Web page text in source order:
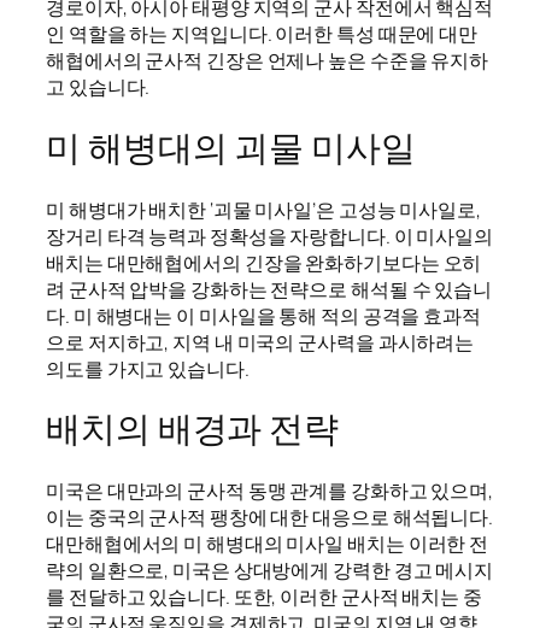
경로이자, 아시아 태평양 지역의 군사 작전에서 핵심적
인 역할을 하는 지역입니다. 이러한 특성 때문에 대만
해협에서의 군사적 긴장은 언제나 높은 수준을 유지하
고 있습니다.
미 해병대의 괴물 미사일
미 해병대가 배치한 ‘괴물 미사일’은 고성능 미사일로,
장거리 타격 능력과 정확성을 자랑합니다. 이 미사일의
배치는 대만해협에서의 긴장을 완화하기보다는 오히
려 군사적 압박을 강화하는 전략으로 해석될 수 있습니
다. 미 해병대는 이 미사일을 통해 적의 공격을 효과적
으로 저지하고, 지역 내 미국의 군사력을 과시하려는
의도를 가지고 있습니다.
배치의 배경과 전략
미국은 대만과의 군사적 동맹 관계를 강화하고 있으며,
이는 중국의 군사적 팽창에 대한 대응으로 해석됩니다.
대만해협에서의 미 해병대의 미사일 배치는 이러한 전
략의 일환으로, 미국은 상대방에게 강력한 경고 메시지
를 전달하고 있습니다. 또한, 이러한 군사적 배치는 중